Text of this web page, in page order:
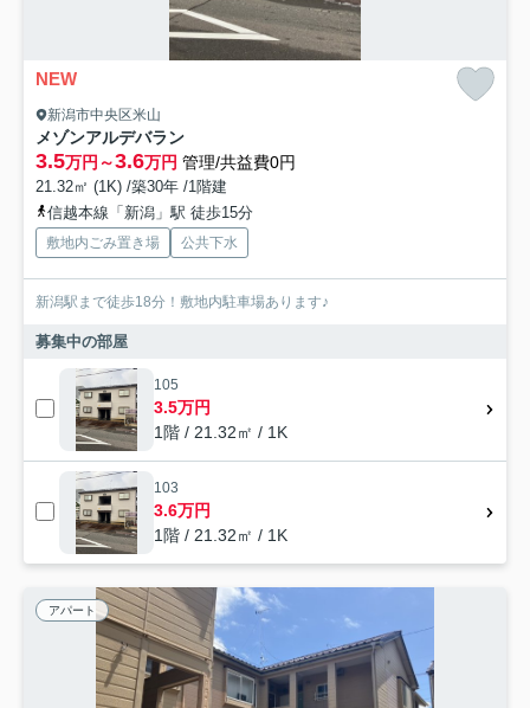
NEW
新潟市中央区米山
メゾンアルデバラン
3.5万円～3.6万円 管理/共益費0円
21.32㎡ (1K) /築30年 /1階建
信越本線「新潟」駅 徒歩15分
敷地内ごみ置き場 公共下水
新潟駅まで徒歩18分！敷地内駐車場あります♪
募集中の部屋
105
3.5万円
1階 / 21.32㎡ / 1K
103
3.6万円
1階 / 21.32㎡ / 1K
アパート